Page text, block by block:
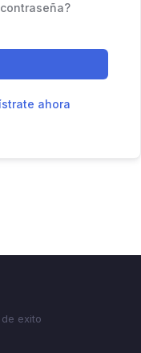
contraseña?
ahora